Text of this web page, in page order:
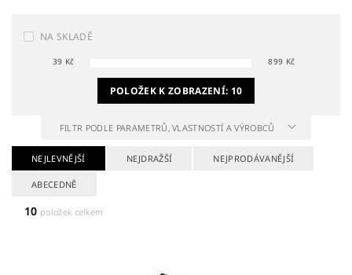
NA SKLADĚ
39 Kč 899 Kč
POLOŽEK K ZOBRAZENÍ: 10
FILTR PODLE PARAMETRŮ, VLASTNOSTÍ A VÝROBCŮ
NEJLEVNĚJŠÍ NEJDRAŽŠÍ NEJPRODÁVANĚJŠÍ
ABECEDNĚ
10 položek celkem